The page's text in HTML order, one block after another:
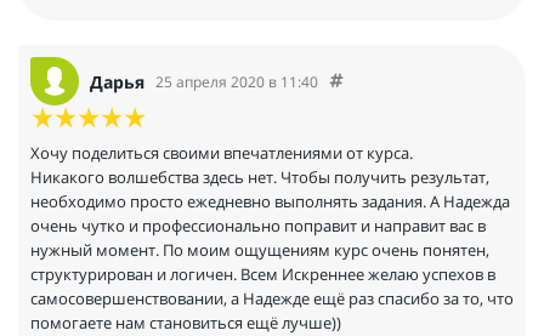
Дарья 25 апреля 2020 в 11:40
Хочу поделиться своими впечатлениями от курса.
Никакого волшебства здесь нет. Чтобы получить результат,
необходимо просто ежедневно выполнять задания. А Надежда
очень чутко и профессионально поправит и направит вас в
нужный момент. По моим ощущениям курс очень понятен,
структурирован и логичен. Всем Искреннее желаю успехов в
самосовершенствовании, а Надежде ещё раз спасибо за то, что
помогаете нам становиться ещё лучше))